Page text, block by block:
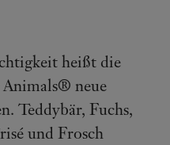
heißt die
neue
Teddybär, Fuchs,
und Frosch